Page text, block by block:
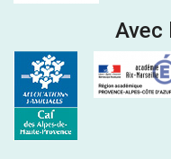
Avec